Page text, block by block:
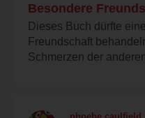
Besondere
Dieses Buch dürfte
Freundschaft
Schmerzen der